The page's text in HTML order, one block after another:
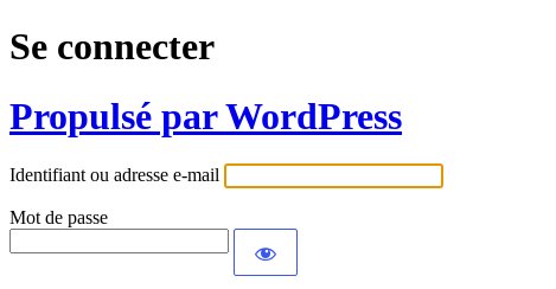
Se connecter
Propulsé par WordPress
Identifiant ou adresse e-mail
Mot de passe